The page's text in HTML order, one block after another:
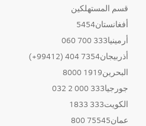
قسم المستهلكين
أفغانستان5454
أرمينيا333 700 060
أذربيجان7354 404 (99412+)
البحرين1919 8000
جورجيا333 000 2 032
الكويت333 1833
عمان75545 800